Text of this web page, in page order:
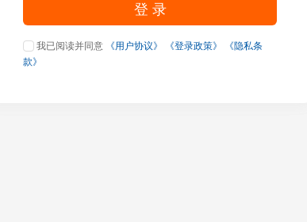
登 录
我已阅读并同意 《用户协议》 《登录政策》
《隐私条
款》